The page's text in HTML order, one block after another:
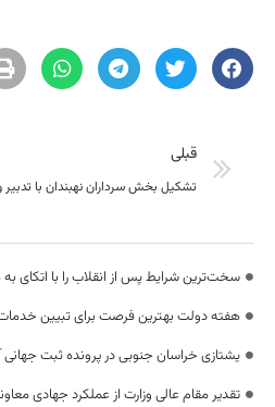
قبلی
سخت‌ترین شرایط پس از انقلاب را با اتکای
هفته دولت بهترین فرصت برای تبیین
یشتازی خراسان جنوبی در پرونده ثبت جهانی
تقدیر مقام عالی وزارت از عملکرد جهادی معاونت آموزش